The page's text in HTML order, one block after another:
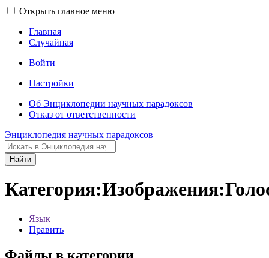
Открыть главное меню
Главная
Случайная
Войти
Настройки
Об Энциклопедии научных парадоксов
Отказ от ответственности
Энциклопедия научных парадоксов
Найти
Язык
Править
Файлы в категории